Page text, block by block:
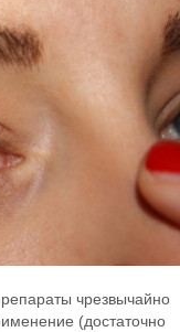
чрезвычайно
(достаточно